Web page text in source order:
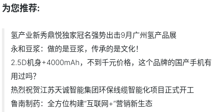
为您推荐:
氢产业新秀鼎悦独家冠名强势出击9月广州氢产品展
永和豆浆：做的是豆浆，传承的是文化！
2.5D机身+4000mAh，不到千元价格，这个品牌的国产手机有
用过吗？
热烈祝贺江苏天诚智能集团环保线缆智能化项目正式开工
鲁南制药：全方位构建“互联网+”营销新生态